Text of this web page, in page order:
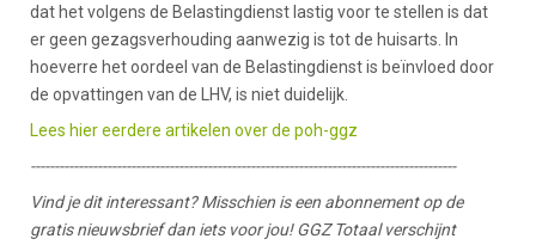
dat het volgens de Belastingdienst lastig voor te stellen is dat
er geen gezagsverhouding aanwezig is tot de huisarts. In
hoeverre het oordeel van de Belastingdienst is beïnvloed door
de opvattingen van de LHV, is niet duidelijk.
Lees hier eerdere artikelen over de poh-ggz
-----------------------------------------------------------------------------------------
Vind je dit interessant? Misschien is een abonnement op de
gratis nieuwsbrief dan iets voor jou! GGZ Totaal verschijnt